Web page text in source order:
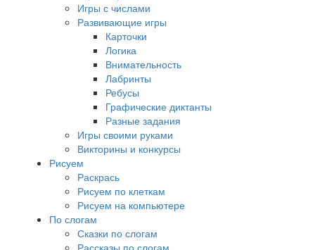
Игры с числами
Развивающие игры
Карточки
Логика
Внимательность
Лабринты
Ребусы
Графические диктанты
Разные задания
Игры своими руками
Викторины и конкурсы
Рисуем
Раскрась
Рисуем по клеткам
Рисуем на компьютере
По слогам
Сказки по слогам
Рассказы по слогам